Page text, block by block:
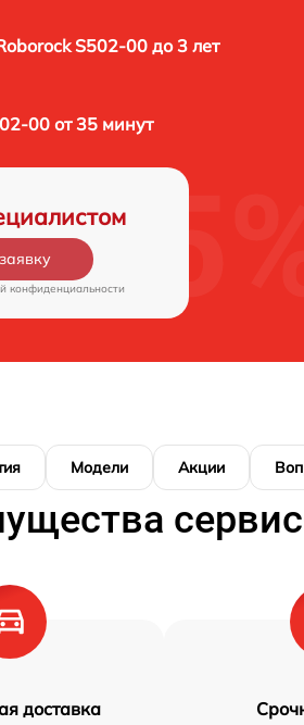
S502-00 до 3 лет
00 от 35 минут
конфиденциальности
Модели Акции
доставка